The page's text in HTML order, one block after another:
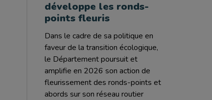
développe les ronds-
points fleuris
Dans le cadre de sa politique en
faveur de la transition écologique,
le Département poursuit et
amplifie en 2026 son action de
fleurissement des ronds-points et
abords sur son réseau routier